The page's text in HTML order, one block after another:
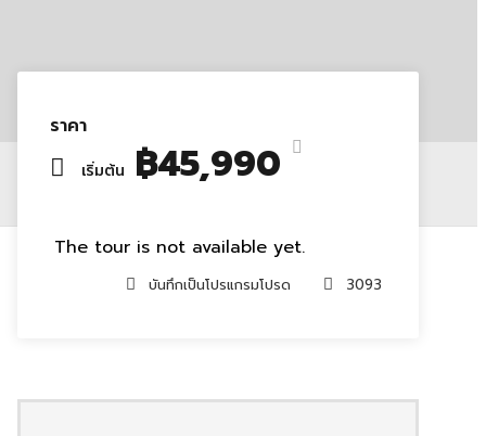
ราคา
เริ่มต้น ฿45,990
The tour is not available yet.
บันทึกเป็นโปรแกรมโปรด 3093